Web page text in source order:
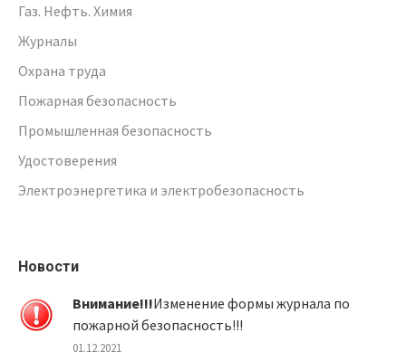
Газ. Нефть. Химия
Журналы
Охрана труда
Пожарная безопасность
Промышленная безопасность
Удостоверения
Электроэнергетика и электробезопасность
Новости
Внимание!!!Изменение формы журнала по
пожарной безопасность!!!
01.12.2021